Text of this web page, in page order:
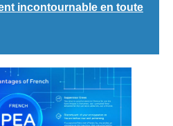
incontournable en toute